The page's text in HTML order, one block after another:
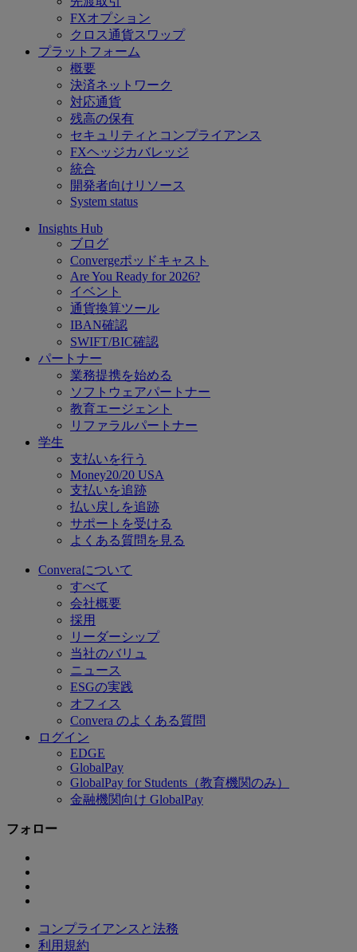
FXオプション
クロス通貨スワップ
プラットフォーム
概要
決済ネットワーク
対応通貨
残高の保有
セキュリティとコンプライアンス
FXヘッジカバレッジ
統合
開発者向けリソース
System status
Insights Hub
ブログ
Convergeポッドキャスト
Are You Ready for 2026?
イベント
通貨換算ツール
IBAN確認
SWIFT/BIC確認
パートナー
業務提携を始める
ソフトウェアパートナー
教育エージェント
リファラルパートナー
学生
支払いを行う
Money20/20 USA
支払いを追跡
払い戻しを追跡
サポートを受ける
よくある質問を見る
Converaについて
すべて
会社概要
採用
リーダーシップ
当社のバリュ
ニュース
ESGの実践
オフィス
Convera のよくある質問
ログイン
EDGE
GlobalPay
GlobalPay for Students（教育機関のみ）
金融機関向け GlobalPay
フォロー
コンプライアンスと法務
利用規約